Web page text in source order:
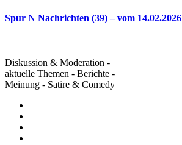
Spur N Nachrichten (39) – vom 14.02.2026
Diskussion & Moderation -
aktuelle Themen - Berichte -
Meinung - Satire & Comedy